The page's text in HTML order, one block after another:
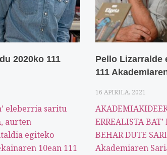
2020ko 111
eleberria saritu
aurten
egiteko
10ean 111
Pello Lizarralde
111
16 APIRILA, 2021
ERREALISTA
BEHAR DUTE
Akademiaren